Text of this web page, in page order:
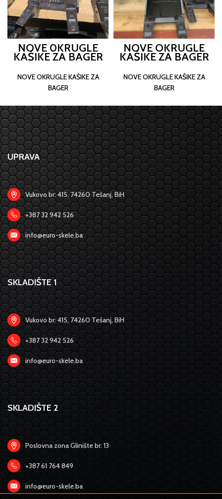
NOVE 0KRUGLE
KAŠIKE ZA BAGER
NOVE OKRUGLE KAŠIKE ZA
BAGER
NOVE OKRUGLE
KAŠIKE ZA BAGER
NOVE OKRUGLE KAŠIKE ZA
BAGER
UPRAVA
Vukovo br: 415, 74260 Tešanj, BiH
+387 32 942 526
info@euro-skele.ba
SKLADIŠTE 1
Vukovo br: 415, 74260 Tešanj, BiH
+387 32 942 526
info@euro-skele.ba
SKLADIŠTE 2
Poslovna zona Glinište br: 13
+387 61 764 849
info@euro-skele.ba